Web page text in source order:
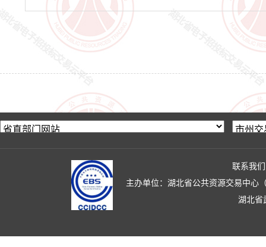
联系我们
主办单位：湖北省公共资源交易中心
湖北省